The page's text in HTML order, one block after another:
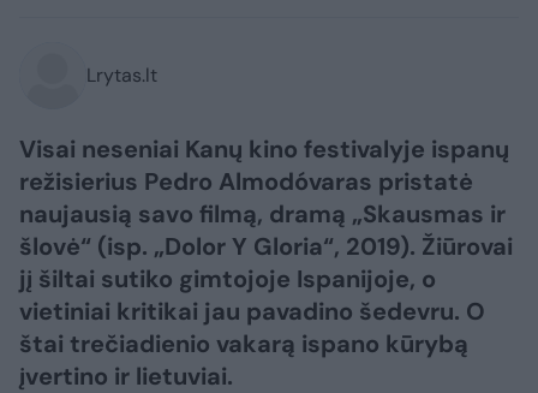
Lrytas.lt
Visai neseniai Kanų kino festivalyje ispanų
režisierius Pedro Almodóvaras pristatė
naujausią savo filmą, dramą „Skausmas ir
šlovė“ (isp. „Dolor Y Gloria“, 2019). Žiūrovai
jį šiltai sutiko gimtojoje Ispanijoje, o
vietiniai kritikai jau pavadino šedevru. O
štai trečiadienio vakarą ispano kūrybą
įvertino ir lietuviai.